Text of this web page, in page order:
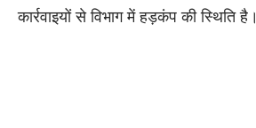
कार्रवाइयों से विभाग में हड़कंप की स्थिति है।